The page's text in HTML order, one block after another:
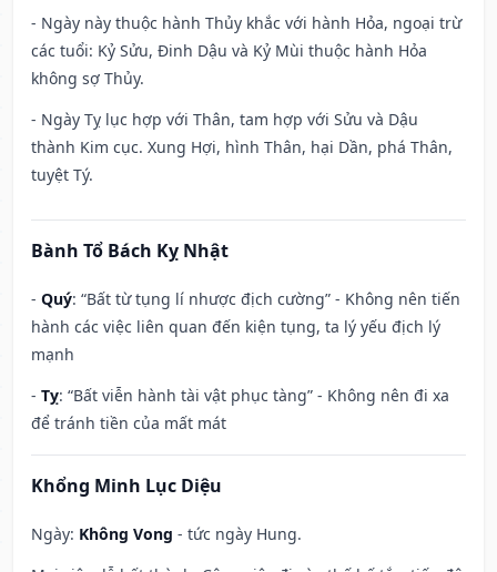
- Ngày này thuộc hành Thủy khắc với hành Hỏa, ngoại trừ
các tuổi: Kỷ Sửu, Đinh Dậu và Kỷ Mùi thuộc hành Hỏa
không sợ Thủy.
- Ngày Tỵ lục hợp với Thân, tam hợp với Sửu và Dậu
thành Kim cục. Xung Hợi, hình Thân, hại Dần, phá Thân,
tuyệt Tý.
Bành Tổ Bách Kỵ Nhật
- Quý: “Bất từ tụng lí nhược địch cường” - Không nên tiến
hành các việc liên quan đến kiện tụng, ta lý yếu địch lý
mạnh
- Tỵ: “Bất viễn hành tài vật phục tàng” - Không nên đi xa
để tránh tiền của mất mát
Khổng Minh Lục Diệu
Ngày: Không Vong - tức ngày Hung.